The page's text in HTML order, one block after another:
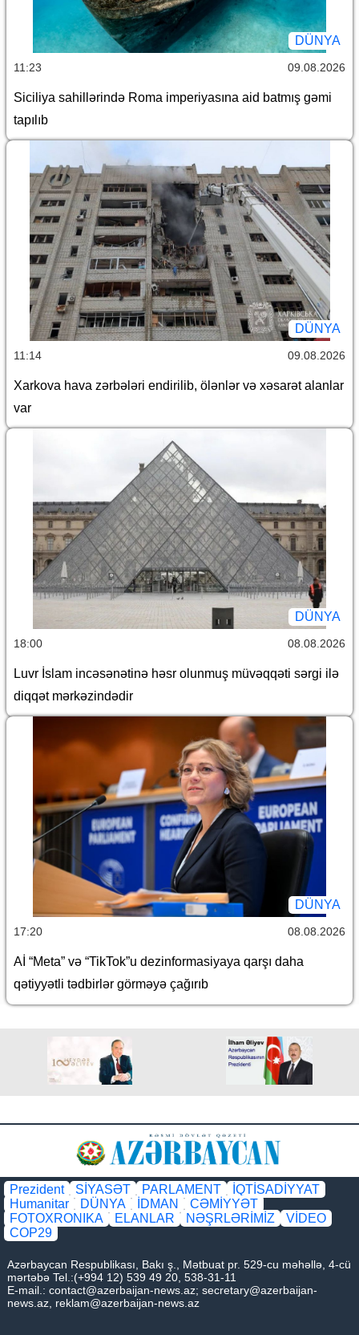
DÜNYA
11:23 09.08.2026
Siciliya sahillərində Roma imperiyasına aid batmış gəmi
tapılıb
DÜNYA
11:14 09.08.2026
Xarkova hava zərbələri endirilib, ölənlər və xəsarət alanlar
var
DÜNYA
18:00 08.08.2026
Luvr İslam incəsənətinə həsr olunmuş müvəqqəti sərgi ilə
diqqət mərkəzindədir
DÜNYA
17:20 08.08.2026
Aİ “Meta” və “TikTok”u dezinformasiyaya qarşı daha
qətiyyətli tədbirlər görməyə çağırıb
Prezident SİYASƏT PARLAMENT
İQTİSADİYYAT
Humanitar
DÜNYA İDMAN
CƏMİYYƏT
FOTOXRONIKA
ELANLAR NƏŞRLƏRİMİZ
VİDEO
COP29
Azərbaycan Respublikası, Bakı ş., Mətbuat pr. 529-cu məhəllə, 4-cü
mərtəbə Tel.:(+994 12) 539 49 20, 538-31-11
E-mail.: contact@azerbaijan-news.az; secretary@azerbaijan-
news.az reklam@azerbaijan-news.az